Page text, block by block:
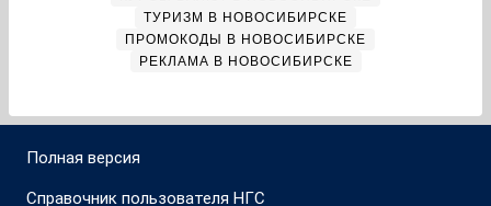
ТУРИЗМ В НОВОСИБИРСКЕ
ПРОМОКОДЫ В НОВОСИБИРСКЕ
РЕКЛАМА В НОВОСИБИРСКЕ
Полная версия
Справочник пользователя НГС